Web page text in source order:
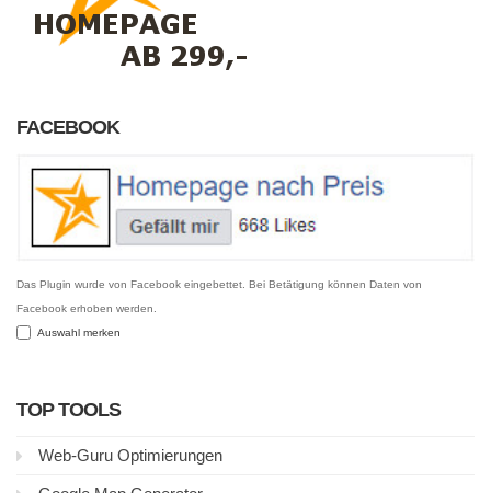
FACEBOOK
Das Plugin wurde von Facebook eingebettet. Bei Betätigung können Daten von
Facebook erhoben werden.
Auswahl merken
TOP TOOLS
Web-Guru Optimierungen